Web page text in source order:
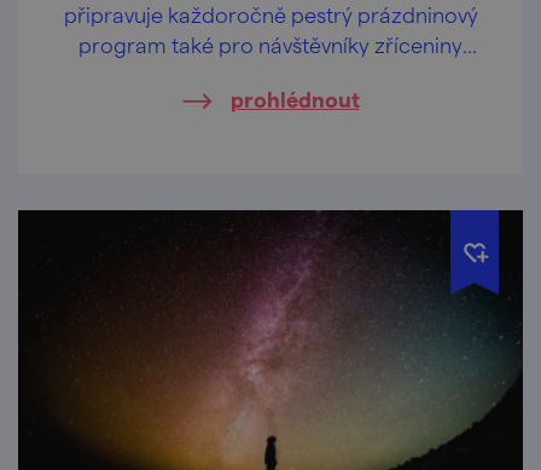
připravuje každoročně pestrý prázdninový
program také pro návštěvníky zříceniny
prohlédnout